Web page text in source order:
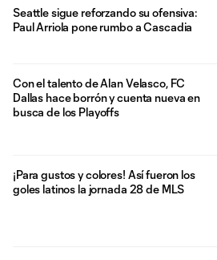
Seattle sigue reforzando su ofensiva:
Paul Arriola pone rumbo a Cascadia
Con el talento de Alan Velasco, FC
Dallas hace borrón y cuenta nueva en
busca de los Playoffs
¡Para gustos y colores! Así fueron los
goles latinos la jornada 28 de MLS